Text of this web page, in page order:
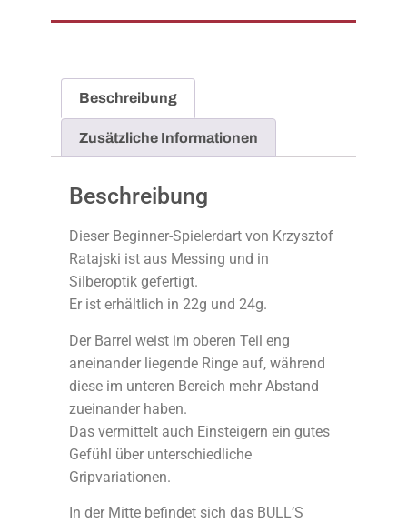
Beschreibung
Zusätzliche Informationen
Beschreibung
Dieser Beginner-Spielerdart von Krzysztof
Ratajski ist aus Messing und in
Silberoptik gefertigt.
Er ist erhältlich in 22g und 24g.
Der Barrel weist im oberen Teil eng
aneinander liegende Ringe auf, während
diese im unteren Bereich mehr Abstand
zueinander haben.
Das vermittelt auch Einsteigern ein gutes
Gefühl über unterschiedliche
Gripvariationen.
In der Mitte befindet sich das BULL’S